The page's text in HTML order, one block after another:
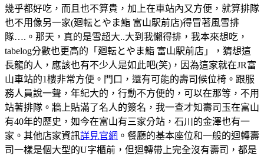
幾乎都好吃，而且也不算貴，加上在車站內又方便，就算排隊
也不用像另一家(廻転とやま鮨 富山駅前店)得冒著風雪排
隊….。那天，真的是雪超大..大到我懶得排，我本來想吃，
tabelog分數也更高的「廻転とやま鮨 富山駅前店」，猜想這
長龍的人，應該也有不少人是如此吧(笑)，因為這家就在JR富
山車站的1樓非常方便。門口，還有可能的壽司候位椅。跟服
務人員說一聲，年紀大的，行動不方便的，可以在那等，不用
站著排隊。牆上貼滿了名人的簽名，我一查才知壽司玉在富山
有40年的歷史，如今在富山有三家分站，石川的金澤也有一
家。其他店家資訊詳見官網 。餐廳的基本座位和一般的迴轉壽
司一樣是個大型的U字櫃前，但迴轉帶上完全沒有壽司，都是